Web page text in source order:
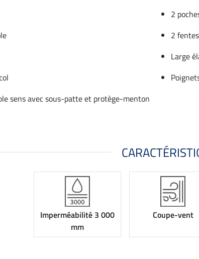
2
2
Large
sens avec sous-patte et protège-menton
Imperméabilité 3 000
mm
Coupe-vent